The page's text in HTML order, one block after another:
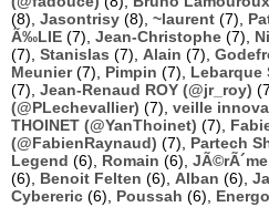
(8), Jasontrisy (8), ~laurent (7),
Ã‰LIE (7), Jean-Christophe (7),
(7), Stanislas (7), Alain (7),
Meunier(7), Pimpin (7), Lebarque
(7), Jean-Renaud ROY (@jr_roy)
(@PLechevallier) (7), veille
THOINET (@YanThoinet) (7),
(@FabienRaynaud) (7), Partech
Legend (6), Romain (6), JÃ©rÃ´me
(6), Benoit Felten (6), Alban (6),
Cybereric (6), Poussah (6), Energo